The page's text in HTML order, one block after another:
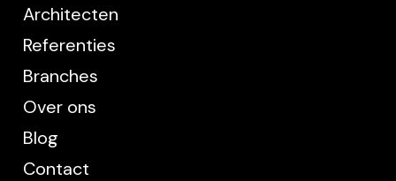
Architecten
Referenties
Branches
Over ons
Blog
Contact